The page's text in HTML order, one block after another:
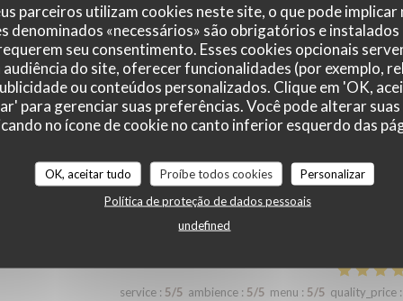
parceiros utilizam cookies neste site, o que pode implicar
denominados «necessários» são obrigatórios e
seu consentimento. Esses cookies opcionais
do site, oferecer funcionalidades (por exemplo,
ou conteúdos personalizados. Clique em 'OK,
para gerenciar suas preferências. Você pode alterar
no ícone de cookie no canto inferior esquerdo das
OK, aceitar tudo Proíbe todos cookies
Personalizar
Política de proteção de dados pessoais
undefined
service: 5/5 ambience :5/5 menu: 5/5 quality_price:
service:5 /5 ambience: 5/5 menu:5/5 quality_price:
et l’écoute des restaurateurs. Les plats sont simples mais tellement
service: 5/5 ambience: 5/5 menu : 5/5 quality_price: